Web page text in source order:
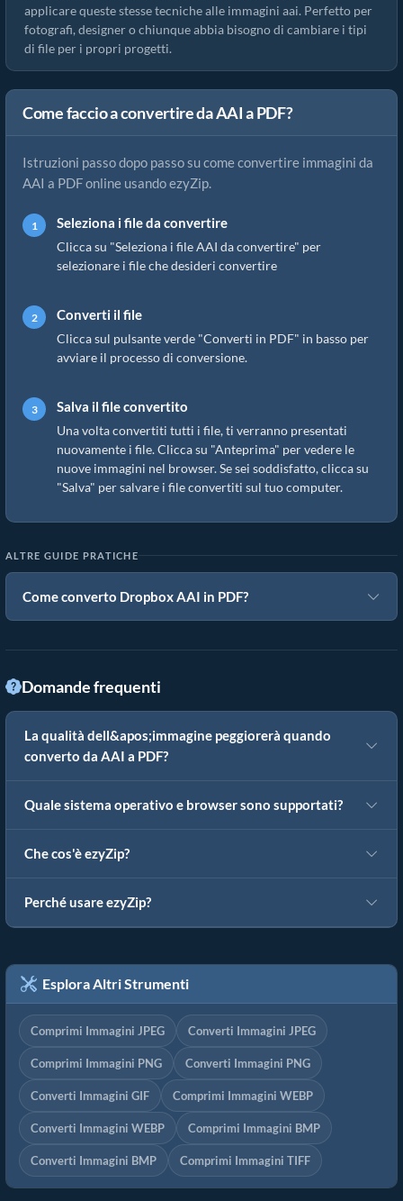
applicare queste stesse tecniche alle immagini aai. Perfetto per
fotografi, designer o chiunque abbia bisogno di cambiare i tipi
di file per i propri progetti.
Come faccio a convertire da AAI a PDF?
Istruzioni passo dopo passo su come convertire immagini da
AAI a PDF online usando ezyZip.
Seleziona i file da convertire
Clicca su "Seleziona i file AAI da convertire" per
selezionare i file che desideri convertire
Converti il file
Clicca sul pulsante verde "Converti in PDF" in basso per
avviare il processo di conversione.
Salva il file convertito
Una volta convertiti tutti i file, ti verranno presentati
nuovamente i file. Clicca su "Anteprima" per vedere le
nuove immagini nel browser. Se sei soddisfatto, clicca su
"Salva" per salvare i file convertiti sul tuo computer.
ALTRE GUIDE PRATICHE
Come converto Dropbox AAI in PDF?
Domande frequenti
La qualità dell&apos;immagine peggiorerà quando
converto da AAI a PDF?
Quale sistema operativo e browser sono supportati?
Che cos'è ezyZip?
Perché usare ezyZip?
Esplora Altri Strumenti
Comprimi Immagini JPEG Converti Immagini JPEG
Comprimi Immagini PNG Converti Immagini PNG
Converti Immagini GIF Comprimi Immagini WEBP
Converti Immagini WEBP Comprimi Immagini BMP
Converti Immagini BMP Comprimi Immagini TIFF